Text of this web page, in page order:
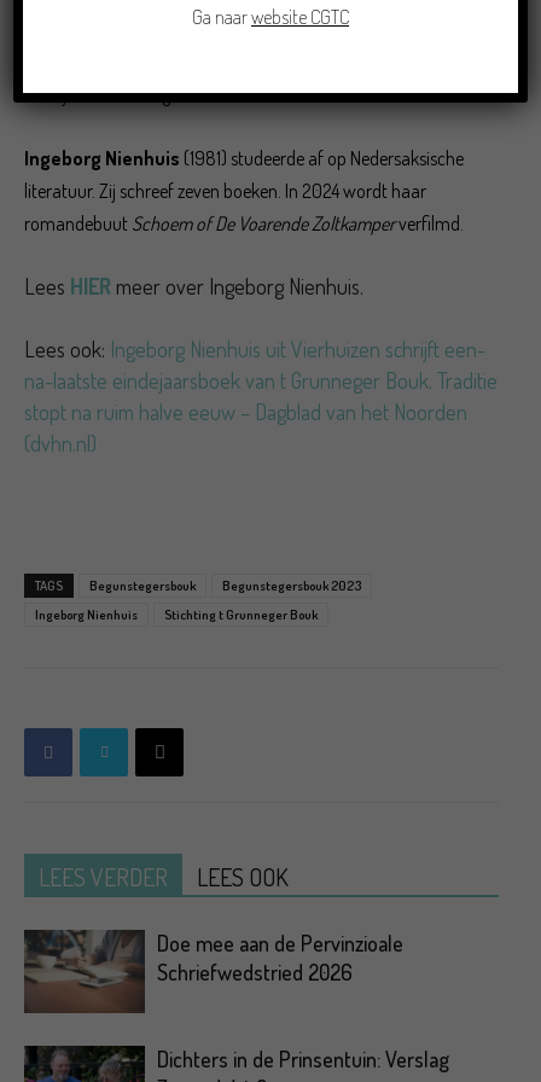
eeuw. Als zestiger wordt hij gedwongen terug te kijken op zijn
die hij het liefste zag voor te missen?
Ingeborg Nienhuis (1981) studeerde af op Nedersaksische
literatuur. Zij schreef zeven boeken. In 2024 wordt haar
romandebuut Schoem of De Voarende Zoltkamperverfilmd.
Lees HIER meer over Ingeborg Nienhuis.
Lees ook: Ingeborg Nienhuis uit Vierhuizen schrijft een-
na-laatste eindejaarsboek van t Grunneger Bouk. Traditie
stopt na ruim halve eeuw – Dagblad van het Noorden
(dvhn.nl)
TAGS Begunstegersbouk
Begunstegersbouk 2023
Ingeborg Nienhuis
Stichting t Grunneger Bouk
LEES VERDER LEES OOK
Doe mee aan de Pervinzioale
Schriefwedstried 2026
Dichters in de Prinsentuin: Verslag
Ga naarwebsite CGTC